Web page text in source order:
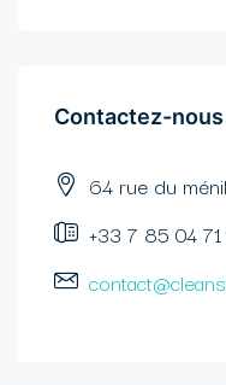
Contactez-nous​
64 rue du
+33 7 85 04 71